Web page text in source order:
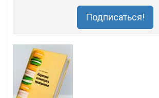
Подписаться!